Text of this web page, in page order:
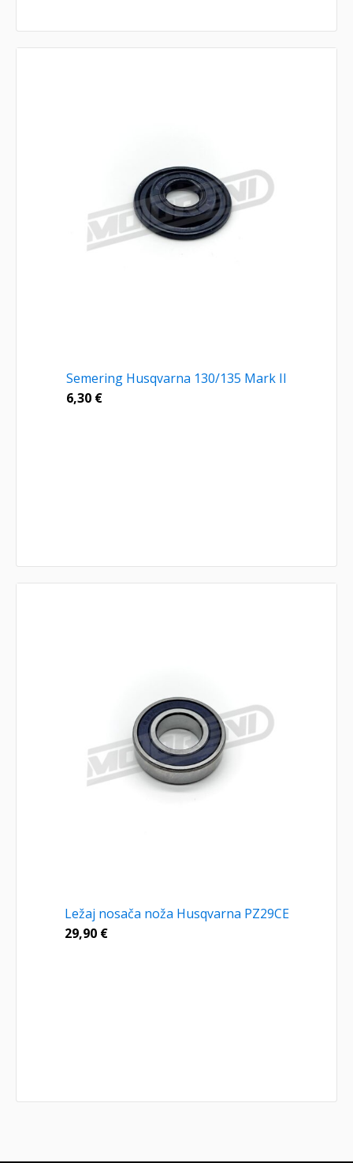
Semering Husqvarna 130/135 Mark II
6,30 €
Ležaj nosača noža Husqvarna PZ29CE
29,90 €